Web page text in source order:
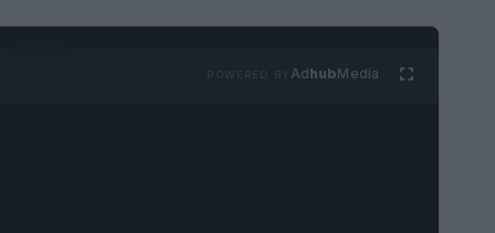
AdhubMedia